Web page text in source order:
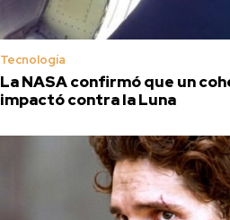
Tecnología
La NASA confirmó que un
impactó contra la Luna